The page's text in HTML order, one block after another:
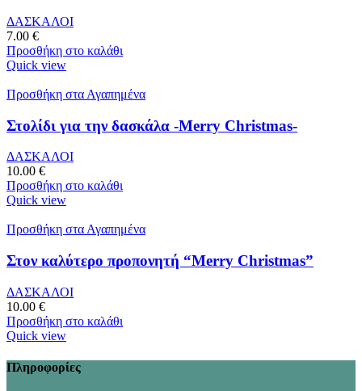
ΔΑΣΚΑΛΟΙ
7.00 €
Προσθήκη στο καλάθι
Quick view
Προσθήκη στα Αγαπημένα
Στολίδι για την δασκάλα -Merry Christmas-
ΔΑΣΚΑΛΟΙ
10.00 €
Προσθήκη στο καλάθι
Quick view
Προσθήκη στα Αγαπημένα
Στον καλύτερο προπονητή “Merry Christmas”
ΔΑΣΚΑΛΟΙ
10.00 €
Προσθήκη στο καλάθι
Quick view
Πληροφορίες